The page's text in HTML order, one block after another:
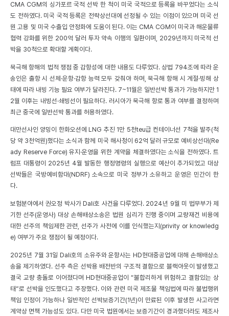
CMA CGM의 싱가포르 국적 선박 한 척이 미국 국적으로 등록을 바꾸었다는 소식
도 전하였다. 미국 국적 등록은 전략상선대에 선정될 수 있는 이점이 있으며 미국 선
원 고용 및 미국 수출입 안정화에 도움이 된다. 이는 CMA CGM이 미국과 해운물류
협력 강화를 위한 200억 달러 투자 약속 이행의 일환이며, 2029년까지 미국적 선
박을 30척으로 확대할 계획이다.
북극해 항해의 법적 쟁점 중 감항성에 대한 내용도 다루었다. 상법 794조에 따라 운
송인은 출항 시 선체·운항·감항 능력 모두 갖춰야 하며, 북극해 항해 시 계절·빙해 상
태에 따라 내빙 기능 필요 여부가 달라진다. 7~11월은 일반선박 통과가 가능하지만 1
2월 이후는 내빙선·쇄빙선이 필요하다. 러시아가 북극해 항로 통과 여부를 결정하며
최근 중국에 일반선박 통과를 허용하였다.
대만선사인 양밍이 한화오션에 LNG 추진 1만 5천teu급 컨테이너선 7척을 발주(척
당 약 3천억원)했다는 소식과 함께 미국 해사청이 62억 달러 규모로 예비상선대(Re
ady Reserve Force) 유지·운영을 위한 계약을 체결하였다는 소식을 전하였다. 트
럼프 대통령이 2025년 4월 발동한 행정명령의 실행으로 예산이 추가되었고 대상
선박들은 국방예비함대(NDRF) 소속으로 미국 정부가 소유하고 운영은 민간이 한
다.
보험분야에서 권오정 박사가 Dali호 사건을 다루었다. 2024년 9월 미 법무부가 제
기한 선주(운영사) 대상 손해배상소송은 법원 심리가 진행 중이며 교량재건 비용에
대한 선주의 책임제한 관련, 선주가 사전에 이를 인식했는지(privity or knowledg
e) 여부가 주요 쟁점이 될 예정이다.
2025년 7월 31일 Dali호의 소유주와 운항사는 HD현대중공업에 대해 손해배상소
송을 제기하였다. 선주 측은 선박용 배전반의 구조적 결함으로 블랙아웃이 발생했고
결국 교량 충돌로 이어졌다며 HD현대중공업이 “불합리하게 위험하고 결함있는 상
태”로 선박을 인도했다고 주장했다. 이와 관련 미국 제조물 책임법에 따라 불법행위
책임 인정이 가능하나 일반적인 선박보증기간(1년)이 만료된 이후 발생한 사고라면
계약상 면책 가능성도 있다. 다만 미국 법원에서는 보증기간이 경과했더라도 제조사